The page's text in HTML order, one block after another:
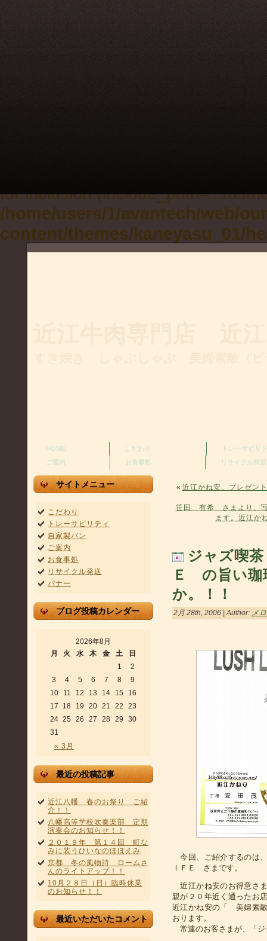
for inclusion (include_path='.:/usr/
/home/users/1/avantech/web/
content/themes/kaneyasu_01/
HOME こだわり
トレーサビリ
ご案内
お食事処 リサイクル発送
サイトメニュー
こだわり
トレーサビリティ
自家製パン
ご案内
お食事処
リサイクル発送
バナー
ブログ投稿カレンダー
2026年8月
月
火 水 木 金 土 日
« 3月
1
2
3
4 5 6 7 8
9
10
11 12 13 14 15
16
17
18 19 20 21 22
23
24 25 26 27 28 29
30
31
最近の投稿記事
近江八幡 春のお祭り ご紹
介！！
八幡高等学校吹奏楽部 定期
演奏会のお知らせ！！
２０１９年 第１４回 町な
みに装うひいなのほほえみ
京都 冬の風物詩 ロームさ
んのライトアップ！！
10月２８日（日）臨時休業
のお知らせ！！
最近いただいたコメント
« 近江かね安。プレゼン
笹田 有希 さまより、写
ます。近江か
ジャズ喫
Ｅ の旨い珈
か。！！
2月 28th, 2006 | Author: メ
今回、ご紹介するのは
ＩＦＥ さまです。
近江かね安のお得意さ
親が２０年近く通ったお
近江かね安の「 美婦素
おります。
常連のお客さまが、「